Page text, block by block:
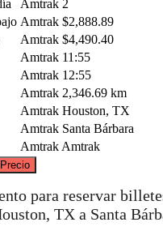
Amtrak 2
Amtrak $2,888.89
Amtrak $4,490.40
Amtrak 11:55
Amtrak 12:55
Amtrak 2,346.69 km
Amtrak Houston, TX
Amtrak Santa Bárbara
Amtrak Amtrak©
para reservar
TX a Santa